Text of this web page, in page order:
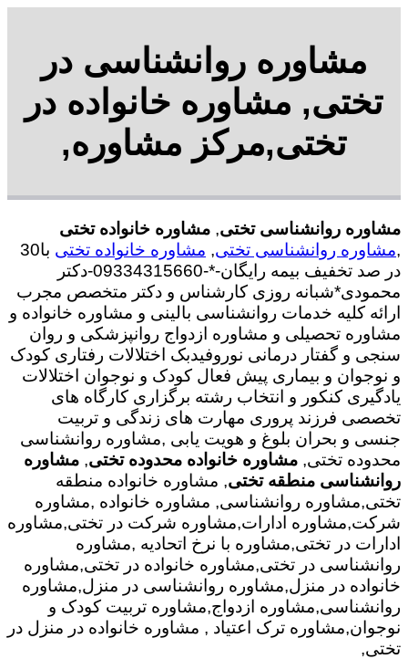
مشاوره روانشناسی در
تختی, مشاوره خانواده در
تختی,مرکز مشاوره,
مشاوره روانشناسی تختی, مشاوره خانواده تختی
,مشاوره روانشناسی تختی, مشاوره خانواده تختی
با30
در صد تخفیف بیمه رایگان-*-09334315660-دکتر
محمودی*شبانه روزی کارشناس و دکتر متخصص مجرب
ارائه کلیه خدمات روانشناسی بالینی و مشاوره خانواده و
مشاوره تحصیلی و مشاوره ازدواج روانپزشکی و روان
سنجی و گفتار درمانی نوروفیدبک اختلالات رفتاری کودک
و نوجوان و بیماری پیش فعال کودک و نوجوان اختلالات
یادگیری کنکور و انتخاب رشته برگزاری کارگاه های
تخصصی فرزند پروری مهارت های زندگی و تربیت
جنسی و بحران بلوغ و هویت یابی ,مشاوره روانشناسی
محدوده تختی, مشاوره خانواده محدوده تختی, مشاوره
روانشناسی منطقه تختی, مشاوره خانواده منطقه
تختی,مشاوره روانشناسی, مشاوره خانواده ,مشاوره
شرکت,مشاوره ادارات,مشاوره شرکت در تختی,مشاوره
ادارات در تختی,مشاوره با نرخ اتحادیه ,مشاوره
روانشناسی در تختی,مشاوره خانواده در تختی,مشاوره
خانواده در منزل,مشاوره روانشناسی در منزل,مشاوره
روانشناسی,مشاوره ازدواج,مشاوره تربیت کودک و
نوجوان,مشاوره ترک اعتیاد , مشاوره خانواده در منزل در
تختی,